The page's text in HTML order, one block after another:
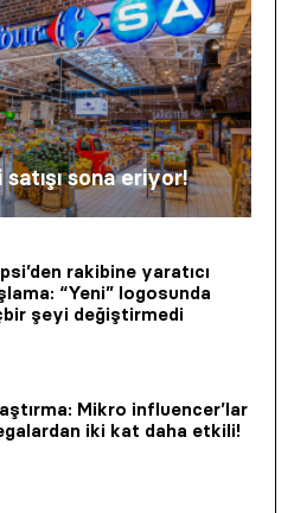
sona eriyor!
rakibine yaratıcı
“Yeni” logosunda
şeyi değiştirmedi
Mikro influencer’lar
iki kat daha etkili!